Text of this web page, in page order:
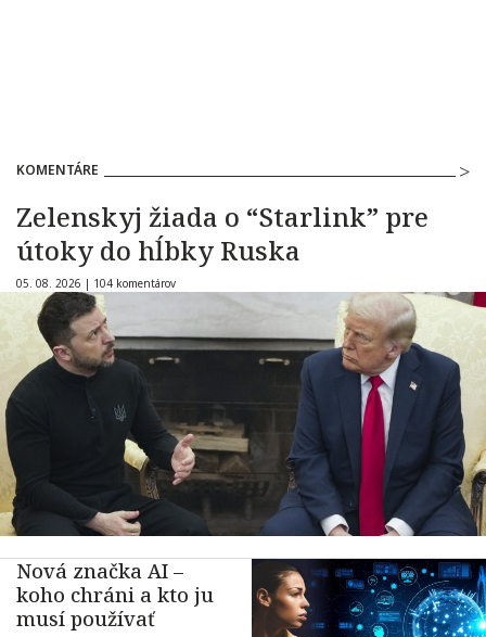
KOMENTÁRE
Zelenskyj žiada o “Starlink” pre
útoky do hĺbky Ruska
05. 08. 2026 | 104 komentárov
Nová značka AI –
koho chráni a kto ju
musí používať